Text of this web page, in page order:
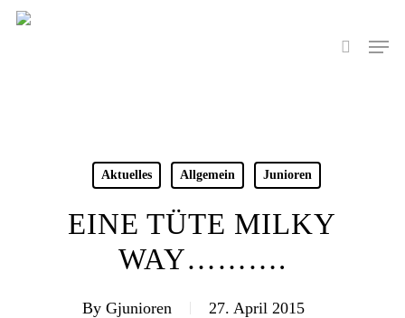
Skip
search
Menu
Aktuelles Allgemein Junioren
EINE TÜTE MILKY
WAY……….
By Gjunioren 27. April 2015